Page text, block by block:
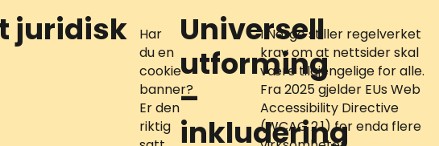
juridisk
Har
du en
cookie-
banner?
Er den
riktig
Universell
utforming
–
inkludering
I Norge stiller regelverket
krav om at nettsider skal
være tilgjengelige for alle.
Fra 2025 gjelder EUs Web
Accessibility Directive
(WCAG 2.1) for enda flere